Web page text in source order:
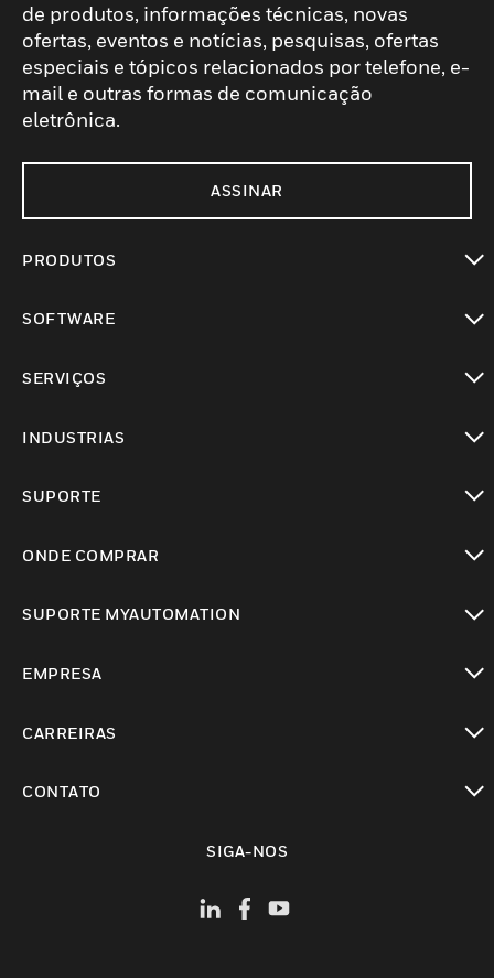
de produtos, informações técnicas, novas
ofertas, eventos e notícias, pesquisas, ofertas
especiais e tópicos relacionados por telefone, e-
mail e outras formas de comunicação
eletrônica.
ASSINAR
PRODUTOS
SOFTWARE
SERVIÇOS
INDUSTRIAS
SUPORTE
ONDE COMPRAR
SUPORTE MYAUTOMATION
EMPRESA
CARREIRAS
CONTATO
SIGA-NOS